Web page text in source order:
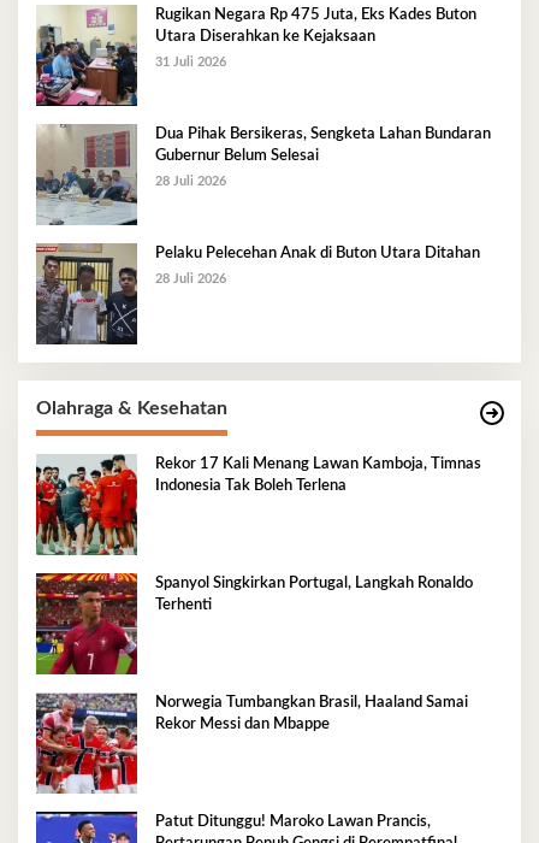
Rugikan Negara Rp 475 Juta, Eks Kades Buton
Utara Diserahkan ke Kejaksaan
31 Juli 2026
Dua Pihak Bersikeras, Sengketa Lahan Bundaran
Gubernur Belum Selesai
28 Juli 2026
Pelaku Pelecehan Anak di Buton Utara Ditahan
28 Juli 2026
Olahraga & Kesehatan
Rekor 17 Kali Menang Lawan Kamboja, Timnas
Indonesia Tak Boleh Terlena
Spanyol Singkirkan Portugal, Langkah Ronaldo
Terhenti
Norwegia Tumbangkan Brasil, Haaland Samai
Rekor Messi dan Mbappe
Patut Ditunggu! Maroko Lawan Prancis,